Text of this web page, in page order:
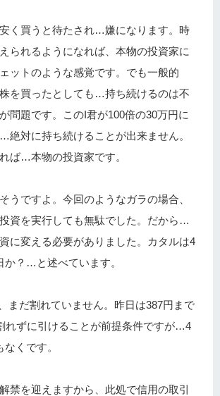
く買うと待たされ…嫌になります。時
られるようになれば、本物の投資家に
ットのような感覚です。でも一般的
を買ったとしても…持ち続けるのは不
問題です。このI君が100倍の30万円に
絶対に持ち続けることが出来ません。
ば…本物の投資家です。
うですよ。今回のようなガラの場合、
資を実行しても無駄でした。だから…
に変える必要がありました。カタルは4
か？…と述べています。
まだ割れていません。昨日は387円まで
れずに引けることが前提条件ですが…4
くです。
禁を迎えますから、此処で信用の取引